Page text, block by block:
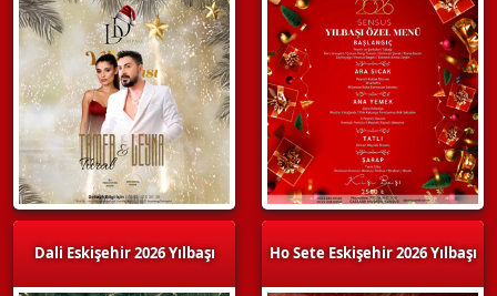
Dali Eskişehir 2026 Yılbaşı Ho Sete Eskişehir 2026 Yılbaşı